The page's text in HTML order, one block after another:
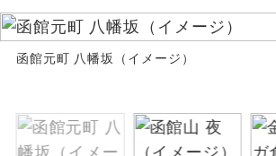
函館元町 八幡坂（イメージ）
温泉 温泉地にも宿泊するコ
大浴場 ご宿泊ホテルに大浴
お申し込みの最後にクレジット
していただき、決済手続き完了
て、ご旅行の契約が成立となり
ご予約方法について
ウェブ限定コースとなりますの